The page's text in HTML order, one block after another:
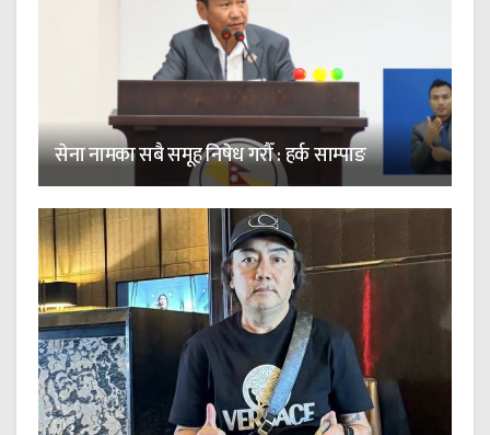
सेना नामका सबै समूह निषेध गरौँ : हर्क साम्पाङ